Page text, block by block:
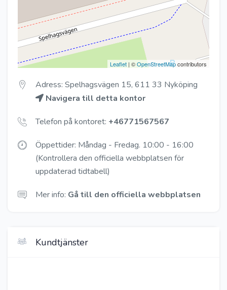
Leaflet | ©OpenStreetMapcontributors
Adress: Spelhagsvägen 15, 611 33 Nyköping
Navigera till detta kontor
Telefon på kontoret: +46771567567
Öppettider: Måndag - Fredag. 10:00 - 16:00
(Kontrollera den officiella webbplatsen för
uppdaterad tidtabell)
Mer info: Gå till den officiella webbplatsen
Kundtjänster